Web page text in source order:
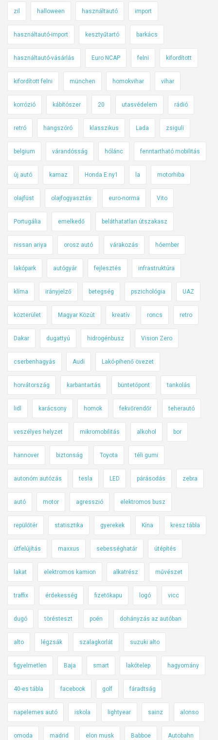
zil halloween használtautó import
használtautó-import kesztyűtartó barkács
használtautó-vásárlás Euro NCAP felni kifordított
kifordított felni münchen homokvihar vihar
korrózió kábítószer 20 utasvédelem rádió
retró hangszóró klasszikus Lada zsiguli
belgium várandósság hólánc fenntartható mobilitás
új autó kamaz Honda E:ny1 la motorhiba
olajfüst olajfogyasztás euro-norma Vito
Portugália emelkedő beláthatatlan útszakasz
nissan ariya orosz autó várakozás hóember
lakópark autógyár fejlesztés infrastruktúra
klíma irányjelző betegség pszichológia UAZ
közterület Magyar Közút kreatív roncs retro
Dakar dugattyú hidrogénbusz Vision Zero
cserbenhagyás Audi Lakó-pihenő övezet
horvátország karbantartás büntetőpont tankolás
lidl karácsony homok fekvőrendőr teherautó
veszélyes helyzet mikromobilitás alkohol bor
hannover biztonság Toyota téli gumi
autonóm autózás tesla LED párásodás zebra
autó motor agresszió elektromos busz
repülőtér statisztika gyerekek Kína kresz tábla
útfelújítás maxxus sebességhatár útépítés
lakat elektromos kamion alkatrész művészet
traffix érdekesség fizetőkapu logó vicc
dugó törésteszt poén dohányzás az autóban
alto légzsák szalagkorlát suzuki alto
figyelmetlen Baja smart lakótelep hagyomány
40-es tábla facebook golf fáradtság
napelemes autó iskola lightyear sainz alonso
omoda madrid elon musk Babboe Autobahn